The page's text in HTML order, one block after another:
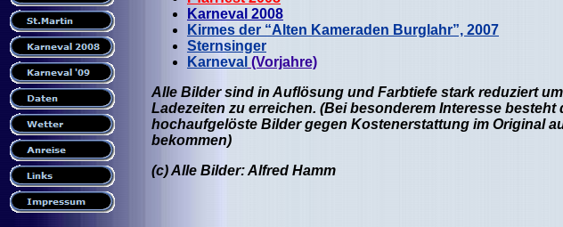
Karneval 2008
Kirmes der “Alten Kameraden Burglahr”, 2007
Sternsinger
Karneval (Vorjahre)
Alle Bilder sind in Auflösung und Farbtiefe stark reduziert
Ladezeiten zu erreichen. (Bei besonderem Interesse besteht
hochaufgelöste Bilder gegen Kostenerstattung im Original
bekommen)
(c) Alle Bilder: Alfred Hamm